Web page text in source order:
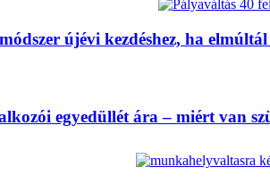
újévi kezdéshez, ha
egyedüllét ára – miért van